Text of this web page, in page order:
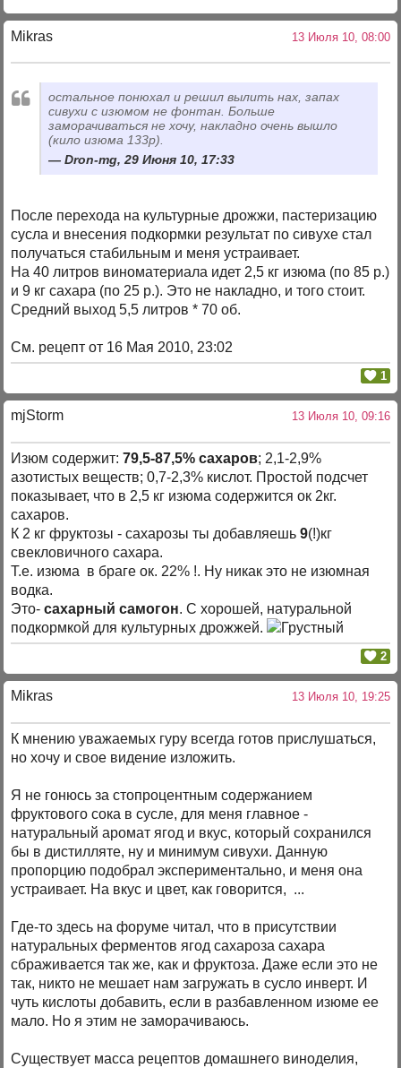
Mikras 13 Июля 10, 08:00
остальное понюхал и решил вылить нах, запах
сивухи с изюмом не фонтан. Больше
заморачиваться не хочу, накладно очень вышло
(кило изюма 133р).
Dron-mg, 29 Июня 10, 17:33
После перехода на культурные дрожжи, пастеризацию
сусла и внесения подкормки результат по сивухе стал
получаться стабильным и меня устраивает.
На 40 литров виноматериала идет 2,5 кг изюма (по 85 р.)
и 9 кг сахара (по 25 р.). Это не накладно, и того стоит.
Средний выход 5,5 литров * 70 об.
См. рецепт от 16 Мая 2010, 23:02
1
mjStоrm 13 Июля 10, 09:16
Изюм содержит:79,5-87,5% сахаров; 2,1-2,9%
азотистых веществ; 0,7-2,3% кислот. Простой подсчет
показывает, что в 2,5 кг изюма содержится ок 2кг.
сахаров.
К 2 кг фруктозы - сахарозы ты добавляешь9(!)кг
свекловичного сахара.
Т.е. изюма в браге ок. 22% !. Ну никак это не изюмная
водка.
Это-сахарный самогон. С хорошей, натуральной
подкормкой для культурных дрожжей.
2
Mikras 13 Июля 10, 19:25
К мнению уважаемых гуру всегда готов прислушаться,
но хочу и свое видение изложить.
Я не гонюсь за стопроцентным содержанием
фруктового сока в сусле, для меня главное -
натуральный аромат ягод и вкус, который сохранился
бы в дистилляте, ну и минимум сивухи. Данную
пропорцию подобрал экспериментально, и меня она
устраивает. На вкус и цвет, как говорится, ...
Где-то здесь на форуме читал, что в присутствии
натуральных ферментов ягод сахароза сахара
сбраживается так же, как и фруктоза. Даже если это не
так, никто не мешает нам загружать в сусло инверт. И
чуть кислоты добавить, если в разбавленном изюме ее
мало. Но я этим не заморачиваюсь.
Существует масса рецептов домашнего виноделия,